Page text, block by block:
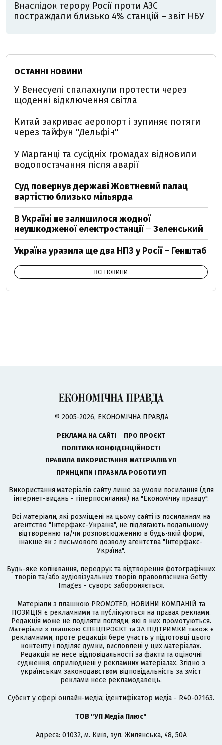
Внаслідок терору Росії проти АЗС
постраждали близько 4% станцій – звіт НБУ
ОСТАННІ НОВИНИ
У Венесуелі спалахнули протести через
щоденні відключення світла
Китай закриває аеропорт і зупиняє потяги
через тайфун "Дельфін"
У Марганці та сусідніх громадах відновили
водопостачання після аварії
Суд повернув державі Жовтневий палац
вартістю близько мільярда
В Україні не залишилося жодної
неушкодженої електростанції – Зеленський
Україна уразила ще два НПЗ у Росії – Генштаб
ВСІ НОВИНИ
© 2005-2026, ЕКОНОМІЧНА ПРАВДА
РЕКЛАМА НА САЙТІ
ПРО ПРОЄКТ
ПОЛІТИКА КОНФІДЕНЦІЙНОСТІ
ПРАВИЛА ВИКОРИСТАННЯ МАТЕРІАЛІВ УП
ПРИНЦИПИ І ПРАВИЛА РОБОТИ УП
Використання матеріалів сайту лише за умови посилання (для
інтернет-видань - гіперпосилання) на "Економічну правду".
Всі матеріали, які розміщені на цьому сайті із посиланням на
агентство "Інтерфакс-Україна", не підлягають подальшому
відтворенню та/чи розповсюдженню в будь-якій формі,
інакше як з письмового дозволу агентства "Інтерфакс-
Україна".
Будь-яке копіювання, передрук та відтворення фотографічних
творів та/або аудіовізуальних творів правовласника Getty
Images - суворо забороняється.
Матеріали з плашкою PROMOTED, НОВИНИ КОМПАНІЙ та
ПОЗИЦІЯ є рекламними та публікуються на правах реклами.
Редакція може не поділяти погляди, які в них промотуються.
Матеріали з плашкою СПЕЦПРОЄКТ та ЗА ПІДТРИМКИ також є
рекламними, проте редакція бере участь у підготовці цього
контенту і поділяє думки, висловлені у цих матеріалах.
Редакція не несе відповідальності за факти та оціночні
судження, оприлюднені у рекламних матеріалах. Згідно з
українським законодавством відповідальність за зміст
реклами несе рекламодавець.
Cубєкт у сфері онлайн-медіа; ідентифікатор медіа - R40-02163.
ТОВ "УП Медіа Плюс"
Адреса: 01032, м. Київ, вул. Жилянська, 48, 50А